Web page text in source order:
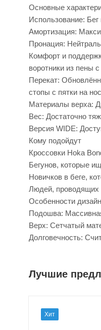
Основные
Использование:
Амортизация:
Пронация:
Комфорт и
воротники из пены
Перекат:
стопы с пятки на
Материалы верха:
Вес: Достаточно
Версия WIDE:
Кому подойдут
Кроссовки Hoka
Бегунов, которые
Новичков в беге,
Людей, проводящих
Особенности
Подошва:
Верх: Сетчатый
Долговечность:
Лучшие
Хит